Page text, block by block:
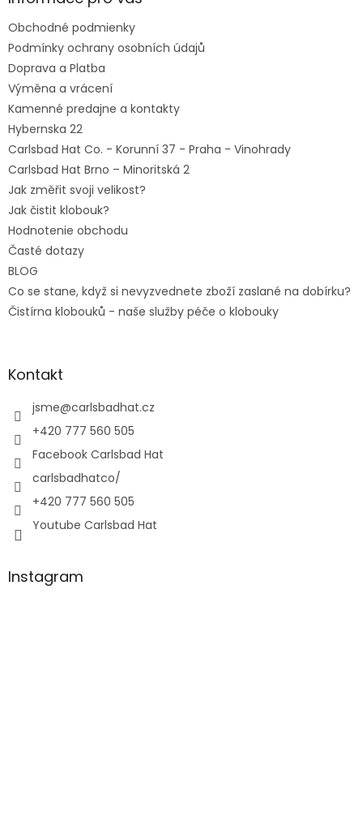
e
Obchodné podmienky
Podmínky ochrany osobních údajů
Doprava a Platba
Výměna a vrácení
Kamenné predajne a kontakty
Hybernska 22
Carlsbad Hat Co. - Korunní 37 - Praha - Vinohrady
Carlsbad Hat Brno – Minoritská 2
Jak změřit svoji velikost?
Jak čistit klobouk?
Hodnotenie obchodu
Časté dotazy
BLOG
Co se stane, když si nevyzvednete zboží zaslané na dobírku?
Čistírna klobouků - naše služby péče o klobouky
Kontakt
jsme@carlsbadhat.cz
+420 777 560 505
Facebook Carlsbad Hat
carlsbadhatco/
+420 777 560 505
Youtube Carlsbad Hat
Instagram